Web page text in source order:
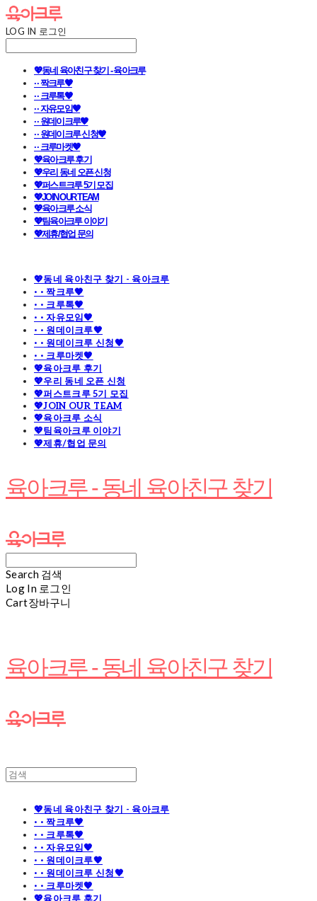
LOG IN 로그인
💖동네 육아친구 찾기 - 육아크루
· · 짝크루🧡
· · 크루톡🧡
· · 자유모임🧡
· · 원데이크루🧡
· · 원데이크루 신청🧡
· · 크루마켓🧡
💖육아크루 후기
💖우리 동네 오픈 신청
💖퍼스트크루 5기 모집
💖JOIN OUR TEAM
💖육아크루 소식
💖팀육아크루 이야기
💖제휴/협업 문의
💖동네 육아친구 찾기 - 육아크루
· · 짝크루🧡
· · 크루톡🧡
· · 자유모임🧡
· · 원데이크루🧡
· · 원데이크루 신청🧡
· · 크루마켓🧡
💖육아크루 후기
💖우리 동네 오픈 신청
💖퍼스트크루 5기 모집
💖JOIN OUR TEAM
💖육아크루 소식
💖팀육아크루 이야기
💖제휴/협업 문의
육아크루 - 동네 육아친구 찾기
Search 검색
Log In 로그인
Cart장바구니
육아크루 - 동네 육아친구 찾기
💖동네 육아친구 찾기 - 육아크루
· · 짝크루🧡
· · 크루톡🧡
· · 자유모임🧡
· · 원데이크루🧡
· · 원데이크루 신청🧡
· · 크루마켓🧡